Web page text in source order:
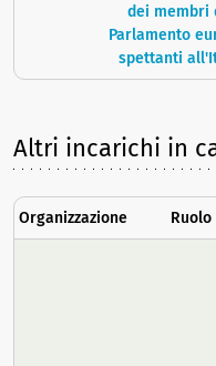
dei membri
Parlamento
spettanti
Altri incarichi in
Organizzazione Ruolo